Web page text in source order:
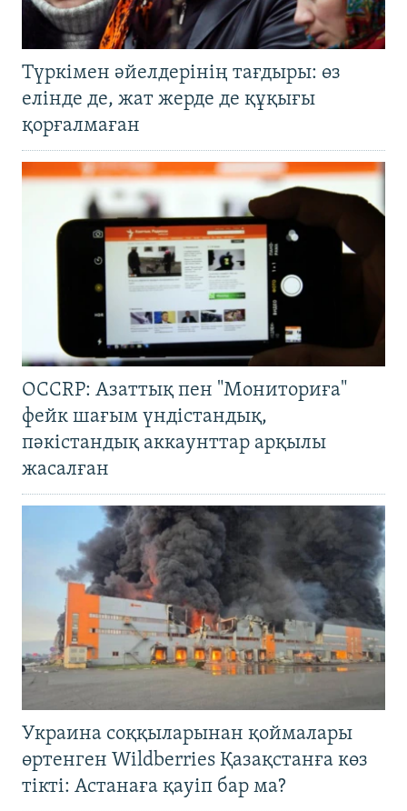
Түркімен әйелдерінің тағдыры: өз
елінде де, жат жерде де құқығы
қорғалмаған
OCCRP: Азаттық пен "Мониториға"
фейк шағым үндістандық,
пәкістандық аккаунттар арқылы
жасалған
Украина соққыларынан қоймалары
өртенген Wildberries Қазақстанға көз
тікті: Астанаға қауіп бар ма?